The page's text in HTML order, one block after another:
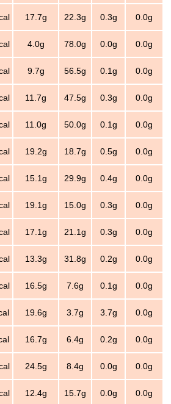
17.7g 22.3g 0.3g 0.0g
4.0g 78.0g 0.0g 0.0g
9.7g 56.5g 0.1g 0.0g
11.7g 47.5g 0.3g 0.0g
11.0g 50.0g 0.1g 0.0g
19.2g 18.7g 0.5g 0.0g
15.1g 29.9g 0.4g 0.0g
19.1g 15.0g 0.3g 0.0g
17.1g 21.1g 0.3g 0.0g
13.3g 31.8g 0.2g 0.0g
16.5g 7.6g 0.1g 0.0g
19.6g 3.7g 3.7g 0.0g
16.7g 6.4g 0.2g 0.0g
24.5g 8.4g 0.0g 0.0g
12.4g 15.7g 0.0g 0.0g